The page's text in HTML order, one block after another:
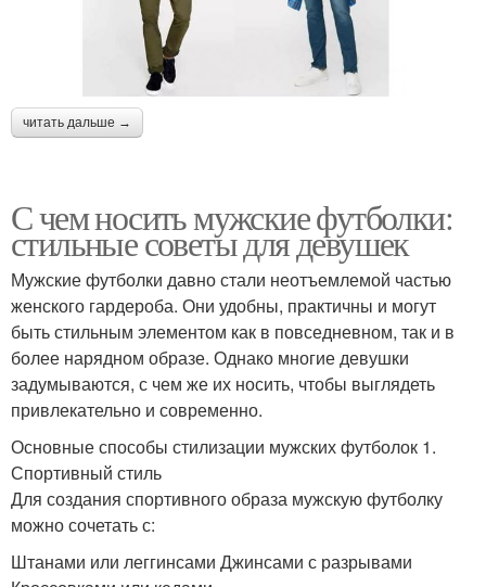
читать дальше →
С чем носить мужские футболки:
стильные советы для девушек
Мужские футболки давно стали неотъемлемой частью
женского гардероба. Они удобны, практичны и могут
быть стильным элементом как в повседневном, так и в
более нарядном образе. Однако многие девушки
задумываются, с чем же их носить, чтобы выглядеть
привлекательно и современно.
Основные способы стилизации мужских футболок 1.
Спортивный стиль
Для создания спортивного образа мужскую футболку
можно сочетать с:
Штанами или леггинсами Джинсами с разрывами